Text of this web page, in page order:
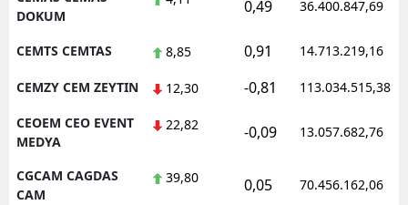
DOKUM
0,49 36.400.847,69
CEMTS CEMTAS 8,85 0,91 14.713.219,16
CEMZY CEM ZEYTIN 12,30 -0,81 113.034.515,38
CEOEM CEO EVENT
MEDYA
22,82 -0,09 13.057.682,76
CGCAM CAGDAS
CAM
39,80 0,05 70.456.162,06